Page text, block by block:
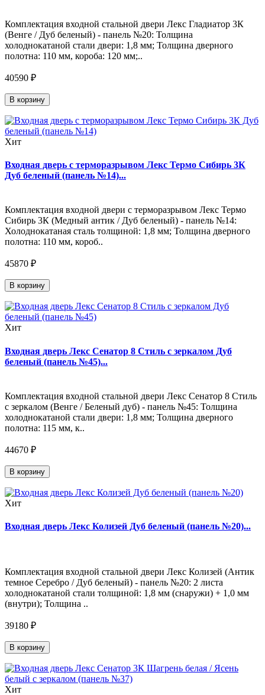
Комплектация входной стальной двери Лекс Гладиатор 3К
(Венге / Дуб беленый) - панель №20: Толщина
холоднокатаной стали двери: 1,8 мм; Толщина дверного
полотна: 110 мм, короба: 120 мм;..
40590 ₽
В корзину
Хит
Входная дверь с терморазрывом Лекс Термо Сибирь 3К
Дуб беленый (панель №14)...
Комплектация входной двери с терморазрывом Лекс Термо
Сибирь 3К (Медный антик / Дуб беленый) - панель №14:
Холоднокатаная сталь толщиной: 1,8 мм; Толщина дверного
полотна: 110 мм, короб..
45870 ₽
В корзину
Хит
Входная дверь Лекс Сенатор 8 Стиль с зеркалом Дуб
беленый (панель №45)...
Комплектация входной стальной двери Лекс Сенатор 8 Стиль
с зеркалом (Венге / Беленый дуб) - панель №45: Толщина
холоднокатаной стали двери: 1,8 мм; Толщина дверного
полотна: 115 мм, к..
44670 ₽
В корзину
Хит
Входная дверь Лекс Колизей Дуб беленый (панель №20)...
Комплектация входной стальной двери Лекс Колизей (Антик
темное Серебро / Дуб беленый) - панель №20: 2 листа
холоднокатаной стали толщиной: 1,8 мм (снаружи) + 1,0 мм
(внутри); Толщина ..
39180 ₽
В корзину
Хит